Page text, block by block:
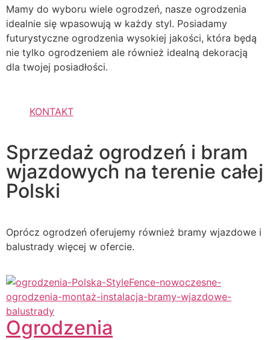
Mamy do wyboru wiele ogrodzeń, nasze ogrodzenia
idealnie się wpasowują w każdy styl. Posiadamy
futurystyczne ogrodzenia wysokiej jakości, która będą
nie tylko ogrodzeniem ale również idealną dekoracją
dla twojej posiadłości.
KONTAKT
Sprzedaż ogrodzeń i bram
wjazdowych na terenie całej
Polski
Oprócz ogrodzeń oferujemy również bramy wjazdowe i
balustrady więcej w ofercie.
Ogrodzenia